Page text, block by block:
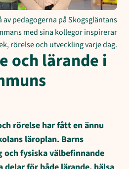
av pedagogerna på Skogsgläntans
med sina kollegor inspirerar
rörelse och utveckling varje dag.
och lärande i
rörelse har fått en ännu
läroplan. Barns
fysiska välbefinnande